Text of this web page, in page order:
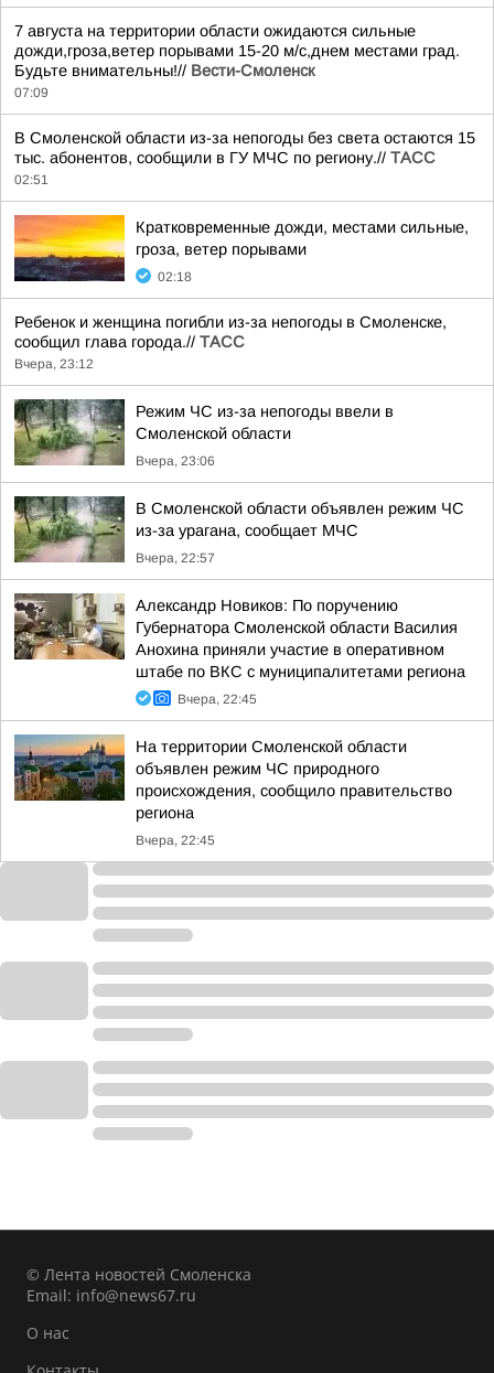
7 августа на территории области ожидаются сильные
дожди,гроза,ветер порывами 15-20 м/с,днем местами град.
Будьте внимательны!// Вести-Смоленск
07:09
В Смоленской области из-за непогоды без света остаются 15
тыс. абонентов, сообщили в ГУ МЧС по региону.// ТАСС
02:51
Кратковременные дожди, местами сильные,
гроза, ветер порывами
02:18
Ребенок и женщина погибли из-за непогоды в Смоленске,
сообщил глава города.// ТАСС
Вчера, 23:12
Режим ЧС из-за непогоды ввели в
Смоленской области
Вчера, 23:06
В Смоленской области объявлен режим ЧС
из-за урагана, сообщает МЧС
Вчера, 22:57
Александр Новиков: По поручению
Губернатора Смоленской области Василия
Анохина приняли участие в оперативном
штабе по ВКС с муниципалитетами региона
Вчера, 22:45
На территории Смоленской области
объявлен режим ЧС природного
происхождения, сообщило правительство
региона
Вчера, 22:45
© Лента новостей Смоленска
Email: info@news67.ru
О нас